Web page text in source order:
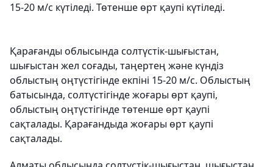
15-20 м/с күтіледі. Төтенше өрт қаупі күтіледі.
Қарағанды облысында солтүстік-шығыстан,
шығыстан жел соғады, таңертең және күндіз
облыстың оңтүстігінде екпіні 15-20 м/с. Облыстың
батысында, солтүстігінде жоғары өрт қаупі,
облыстың оңтүстігінде төтенше өрт қаупі
сақталады. Қарағандыда жоғары өрт қаупі
сақталады.